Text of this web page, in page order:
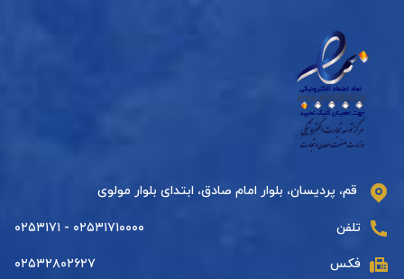
قم، پردیسان، بلوار امام صادق، ابتدای بلوار مولوی
تلفن ۰۲۵۳۱۷۱۰۰۰۰ - ۰۲۵۳۱۷۱
فکس ۰۲۵۳۲۸۰۲۶۲۷